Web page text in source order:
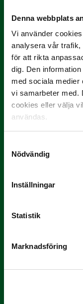
Denna webbplats
Vi använder
analysera vår trafik,
för att rikta
dig. Den
med sociala medier
vi samarbeter med.
cookies eller välja
användas.
Nödvändig
Inställningar
Statistik
Marknadsföring
3 JULI
Rösta på